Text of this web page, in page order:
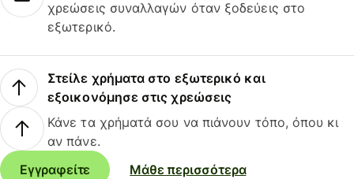
χρεώσεις συναλλαγών όταν ξοδεύεις στο
εξωτερικό.
Στείλε χρήματα στο εξωτερικό και
εξοικονόμησε στις χρεώσεις
Κάνε τα χρήματά σου να πιάνουν τόπο, όπου κι
αν πάνε.
Εγγραφείτε
Μάθε περισσότερα